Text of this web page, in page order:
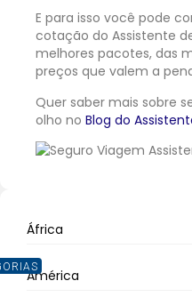
E para isso você pode
cotação do Assistente
melhores pacotes, das
preços que valem a
Quer saber mais sobre
olho no Blog do
África
América